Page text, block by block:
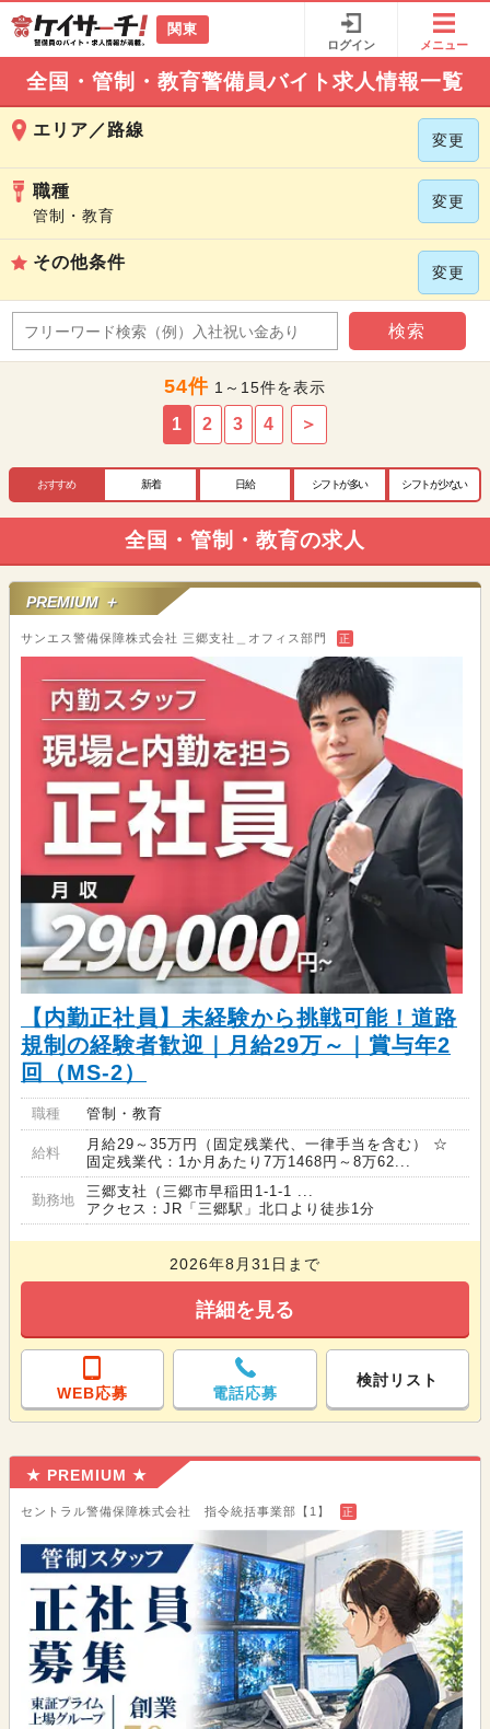
関東
ログイン メニュー
全国・管制・教育警備員バイト求人情報一覧
エリア／路線
変更
職種
管制・教育
変更
その他条件
変更
検索
54件 1～15件を表示
1 2 3 4 ＞
おすすめ 新着 日給 シフトが多い シフトが少ない
全国・管制・教育の求人
PREMIUM ＋
サンエス警備保障株式会社 三郷支社＿オフィス部門 正
【内勤正社員】未経験から挑戦可能！道路
規制の経験者歓迎｜月給29万～｜賞与年2
回（MS-2）
職種 管制・教育
給料
月給29～35万円（固定残業代、一律手当を含む） ☆
固定残業代：1か月あたり7万1468円～8万62...
勤務地
三郷支社（三郷市早稲田1-1-1 ...
アクセス：JR「三郷駅」北口より徒歩1分
2026年8月31日まで
詳細を見る
WEB応募 電話応募
検討リスト
★ PREMIUM ★
セントラル警備保障株式会社 指令統括事業部【1】 正